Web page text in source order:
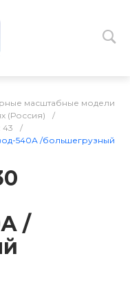
масштабные модели
(Россия)
/
43
/
540А /большегрузный
/